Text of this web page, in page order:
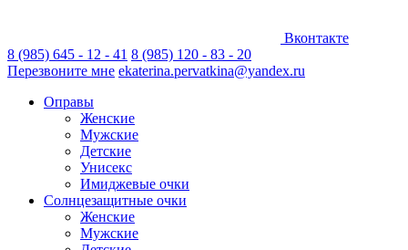
Вконтакте
8 (985) 645 - 12 - 41 8 (985) 120 - 83 - 20
Перезвоните мне ekaterina.pervatkina@yandex.ru
Оправы
Женские
Мужские
Детские
Унисекс
Имиджевые очки
Солнцезащитные очки
Женские
Мужские